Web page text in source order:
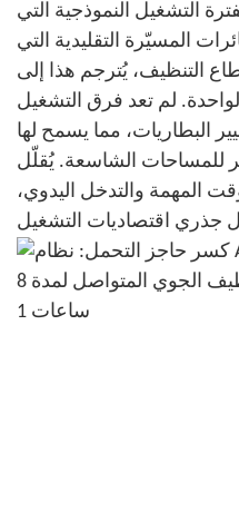
التشغيل النموذجية التي
دقيقة للطائرات المسيّرة التقليدية التي
التنظيف، يُترجم هذا إلى
لم تعد فرق التشغيل
البطاريات، مما يسمح لها
للمساحات الشاسعة. يُقلّل
المهمة والتدخل اليدوي،